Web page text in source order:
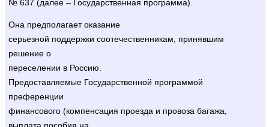
№ 637 (далее – Государственная программа).
Она предполагает оказание
серьезной поддержки соотечественникам, принявшим
решение о
переселении в Россию.
Предоставляемые Государственной программой
преференции
финансового (компенсация проезда и провоза багажа,